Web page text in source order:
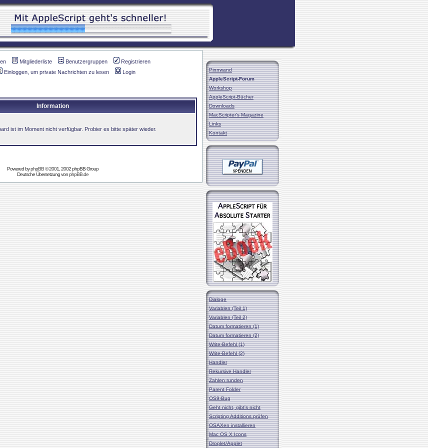
Mitgliederliste Benutzergruppen
Registrieren
Einloggen, um private Nachrichten zu lesen Login
Information
ist im Moment nicht verfügbar. Probier es bitte später wieder.
Powered byphpBB© 2001, 2002 phpBB Group
Deutsche Übersetzung vonphpBB.de
Pinnwand
AppleScript-Forum
Workshop
AppleScript-Bücher
Downloads
MacScripter's Magazine
Links
Kontakt
Dialoge
Variablen (Teil 1)
Variablen (Teil 2)
Datum formatieren (1)
Datum formatieren (2)
Write-Befehl (1)
Write-Befehl (2)
Handler
Rekursive Handler
Zahlen runden
Parent Folder
OS9-Bug
Geht nicht, gibt's nicht
Scripting Additions prüfen
OSAXen installieren
Mac OS X Icons
Droplet/Applet